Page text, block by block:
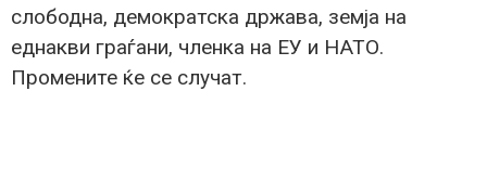
слободна, демократска држава, земја на
еднакви граѓани, членка на ЕУ и НАТО.
Промените ќе се случат.